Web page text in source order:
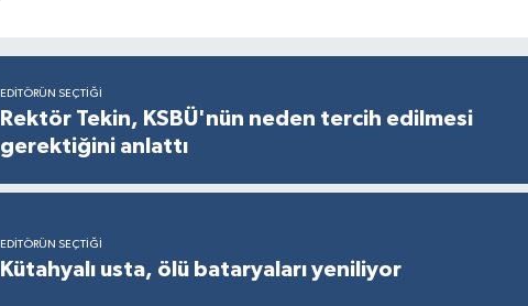
EDITÖRÜN SEÇTIĞI
Rektör Tekin, KSBÜ'nün neden tercih edilmesi
gerektiğini anlattı
EDITÖRÜN SEÇTIĞI
Kütahyalı usta, ölü bataryaları yeniliyor